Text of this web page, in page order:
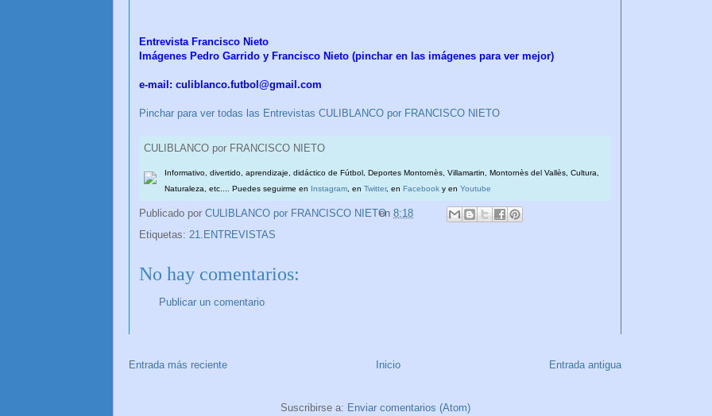
Entrevista Francisco Nieto
Imágenes Pedro Garrido y Francisco Nieto (pinchar en las imágenes para ver mejor)
e-mail: culiblanco.futbol@gmail.com
Pinchar para ver todas las Entrevistas CULIBLANCO por FRANCISCO NIETO
CULIBLANCO por FRANCISCO NIETO
Informativo, divertido, aprendizaje, didáctico de Fútbol, Deportes Montornès, Villamartin, Montornès del Vallès, Cultura,
Naturaleza, etc.... Puedes seguirme en
Instagram, en Twitter, en Facebook y en Youtube
Publicado por CULIBLANCO por FRANCISCO NIETO
en 8:18
Etiquetas: 21.ENTREVISTAS
No hay comentarios:
Publicar un comentario
Entrada más reciente Entrada antigua
Inicio
Suscribirse a: Enviar comentarios (Atom)